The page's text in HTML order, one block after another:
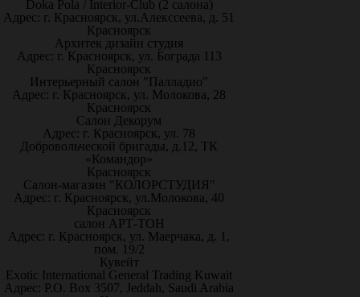
Doka Pola / Interior-Club (2 салона)
Адрес: г. Красноярск, ул.Алекссеева, д. 51
Красноярск
Архитек дизайн студия
Адрес: г. Красноярск, ул. Бограда 113
Красноярск
Интерьерный салон "Палладио"
Адрес: г. Красноярск, ул. Молокова, 28
Красноярск
Салон Декорум
Адрес: г. Красноярск, ул. 78
Добровольческой бригады, д.12, ТК
«Командор»
Красноярск
Салон-магазин "КОЛОРСТУДИЯ"
Адрес: г. Красноярск, ул.Молокова, 40
Красноярск
салон АРТ-ТОН
Адрес: г. Красноярск, ул. Маерчака, д. 1,
пом. 19/2
Кувейт
Exotic International General Trading Kuwait
Адрес: P.O. Box 3507, Jeddah, Saudi Arabia